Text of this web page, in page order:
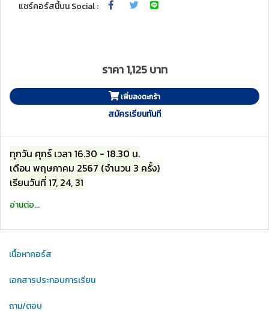
แชร์คอร์สนี้บน Social :
ราคา 1,125 บาท
เพิ่มลงตะกร้า
สมัครเรียนทันที
ทุกวัน ศุกร์ เวลา 16.30 - 18.30 น.
เดือน พฤษภาคม 2567 (จำนวน 3 ครั้ง)
เรียนวันที่ 17, 24, 31
อ่านต่อ...
เนื้อหาคอร์ส
เอกสารประกอบการเรียน
ถาม/ตอบ